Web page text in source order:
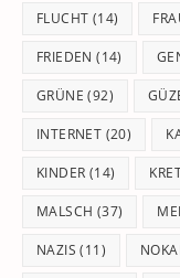
FLUCHT (14)
FRIEDEN (14)
GRÜNE (92)
INTERNET (20)
KINDER (14)
MALSCH (37)
NAZIS (11)